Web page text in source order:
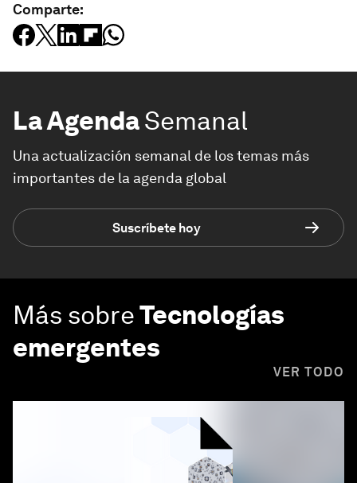
Comparte:
La AgendaSemanal
Una actualización semanal de los temas más
importantes de la agenda global
Suscríbete hoy
Más sobreTecnologías
emergentes
VER TODO